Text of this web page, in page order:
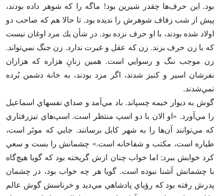
بود. اين حرف‌ها چقدر شيرين بود! ماگه را كه شوهر داده بودند،
پيش از شب زفاف شوهرش را نديده بود. تا حالا هم كه صاحب دو
اولاد شده بودند، با او حرف نزده بود. در شأن يك مرد اوغان نيست
كه با زن حرف بزند. زن كه عقل و غيرت ندارد. زن جنگ نمي‌تواند.
زن موجب ننگ و رسوايي است‌. همين زنان‌ِ هزاره كه هزاران
نفرشان اسير و كنيز شدند، اگر مرد بودند، به خانة دشمن بُرده
نمي‌شدند.
گوش به ديوار خيمه چسپاند. باد مي‌آمد و صداي نفسهاي اسماعيل
را مي‌آورد. «او الان با دو اسپ منتظر است‌. اسپ‌هاي تيزرفتاري
كه مي‌توانند آن‌ها را به شهر كابل برسانند. جايي كه موتَر است‌،
طياره است‌، مكتب و شفاخانه است‌.» چشمانش را بست و سعي
كرد خوابش ببرد; اما خواب چنان ازش گريخته بود كه گويا هيچ‌گاه
با چشمانش آشنا نبوده است‌. گويا هر چه خواب بود، در چشمان
پدرش رفته بود كه رؤياي پادشاهي مي‌ديد و خرناسش گوش عالم